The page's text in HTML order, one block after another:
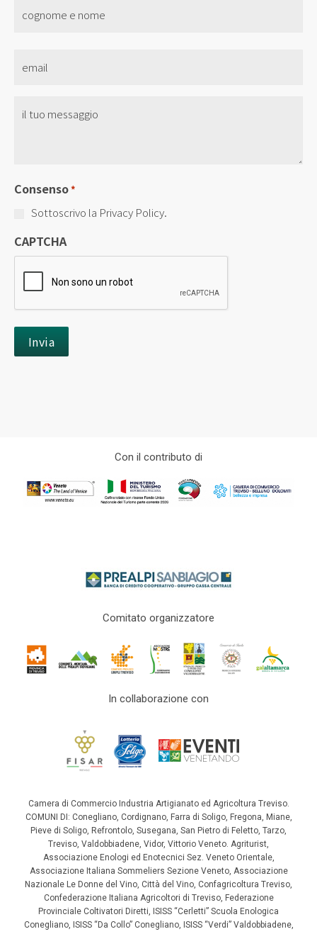
Titolo
Consenso*
Sottoscrivo la Privacy Policy.
CAPTCHA
Con il contributo di
Comitato organizzatore
In collaborazione con
Camera di Commercio Industria Artigianato ed Agricoltura Treviso.
COMUNI DI: Conegliano, Cordignano, Farra di Soligo, Fregona, Miane,
Pieve di Soligo, Refrontolo, Susegana, San Pietro di Feletto, Tarzo,
Treviso, Valdobbiadene, Vidor, Vittorio Veneto. Agriturist,
Associazione Enologi ed Enotecnici Sez. Veneto Orientale,
Associazione Italiana Sommeliers Sezione Veneto, Associazione
Nazionale Le Donne del Vino, Città del Vino, Confagricoltura Treviso,
Confederazione Italiana Agricoltori di Treviso, Federazione
Provinciale Coltivatori Diretti, ISISS “Cerletti” Scuola Enologica
Conegliano, ISISS “Da Collo” Conegliano, ISISS “Verdi” Valdobbiadene,